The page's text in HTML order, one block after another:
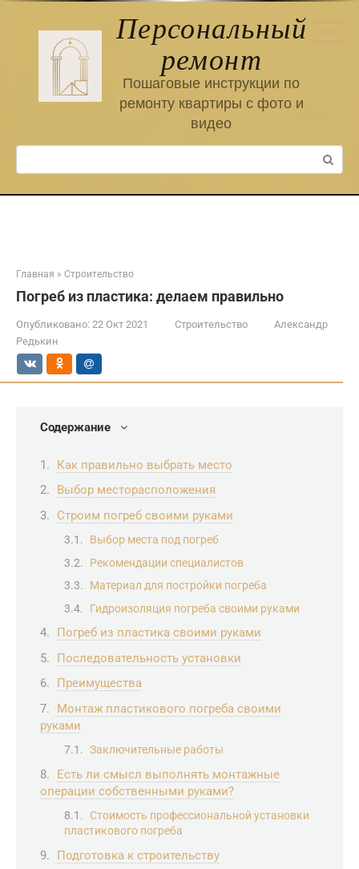
Персональный
ремонт
Пошаговые инструкции по
ремонту квартиры с фото и
видео
Поиск:
Главная » Строительство
Погреб из пластика: делаем правильно
Опубликовано: 22 Окт 2021 Строительство
Александр
Редькин
Содержание
Как правильно выбрать место
Выбор месторасположения
Строим погреб своими руками
Выбор места под погреб
Рекомендации специалистов
Материал для постройки погреба
Гидроизоляция погреба своими руками
Погреб из пластика своими руками
Последовательность установки
Преимущества
Монтаж пластикового погреба своими
руками
Заключительные работы
Есть ли смысл выполнять монтажные
операции собственными руками?
Стоимость профессиональной установки
пластикового погреба
Подготовка к строительству